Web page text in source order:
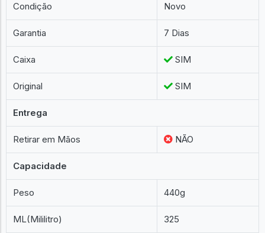
Condição Novo
Garantia 7 Dias
Caixa SIM
Original SIM
Entrega
Retirar em Mãos NÃO
Capacidade
Peso 440g
ML(Mililitro) 325